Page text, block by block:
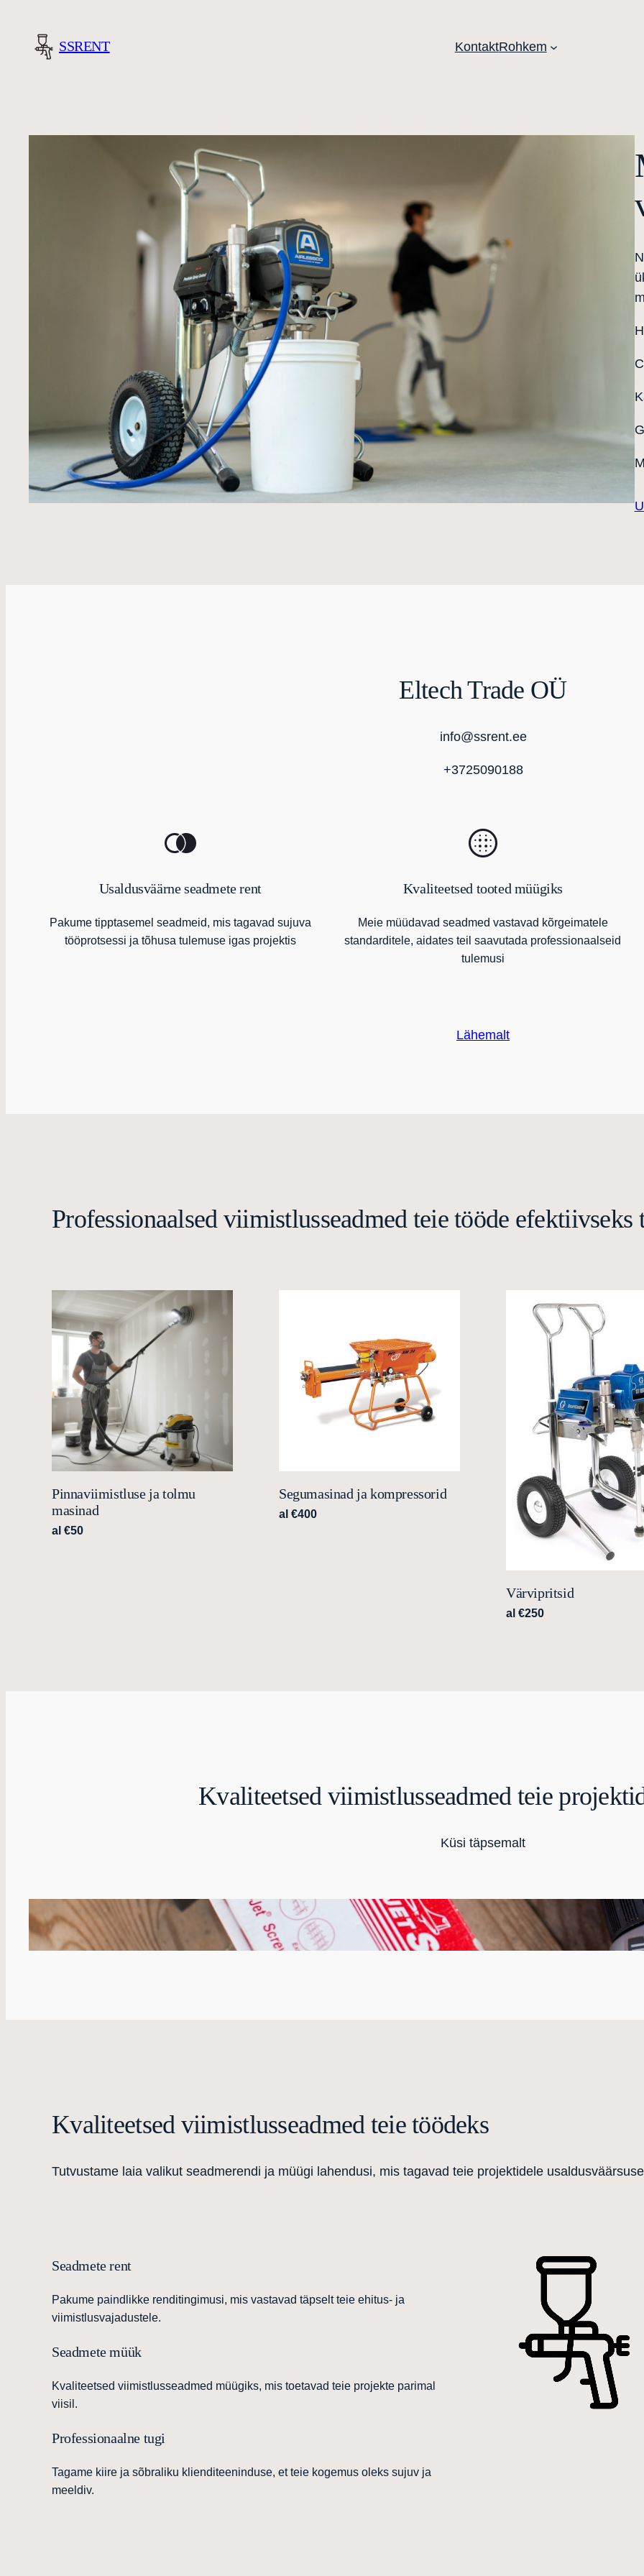
juurde
SSRENT KontaktRohkem
Eltech Trade OÜ
info@ssrent.ee
+3725090188
Usaldusväärne seadmete rent
Pakume tipptasemel seadmeid, mis tagavad sujuva
tööprotsessi ja tõhusa tulemuse igas projektis
Kvaliteetsed tooted müügiks
Meie müüdavad seadmed vastavad kõrgeimatele
standarditele, aidates teil saavutada professionaalseid
tulemusi
Lähemalt
Professionaalsed viimistlusseadmed teie tööde efektiivseks
Pinnaviimistluse ja tolmu
masinad
al €50
Segumasinad ja kompressorid
al €400
Värvipritsid
al €250
Kvaliteetsed viimistlusseadmed teie
Küsi täpsemalt
Kvaliteetsed viimistlusseadmed teie töödeks
Tutvustame laia valikut seadmerendi ja müügi lahendusi, mis tagavad teie projektidele
Seadmete rent
Pakume paindlikke renditingimusi, mis vastavad täpselt teie ehitus- ja
viimistlusvajadustele.
Seadmete müük
Kvaliteetsed viimistlusseadmed müügiks, mis toetavad teie projekte parimal
viisil.
Professionaalne tugi
Tagame kiire ja sõbraliku klienditeeninduse, et teie kogemus oleks sujuv ja
meeldiv.